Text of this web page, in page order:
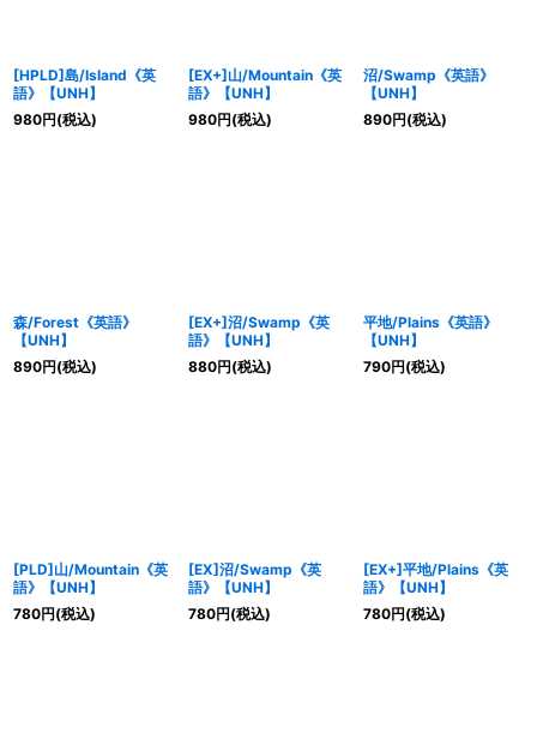
[HPLD]島/Island《英
語》【UNH】
980円(税込)
[EX+]山/Mountain《英
語》【UNH】
980円(税込)
沼/Swamp《英語》
【UNH】
890円(税込)
森/Forest《英語》
【UNH】
890円(税込)
[EX+]沼/Swamp《英
語》【UNH】
880円(税込)
平地/Plains《英語》
【UNH】
790円(税込)
[PLD]山/Mountain《英
語》【UNH】
780円(税込)
[EX]沼/Swamp《英
語》【UNH】
780円(税込)
[EX+]平地/Plains《英
語》【UNH】
780円(税込)